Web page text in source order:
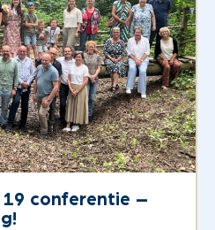
conferentie –